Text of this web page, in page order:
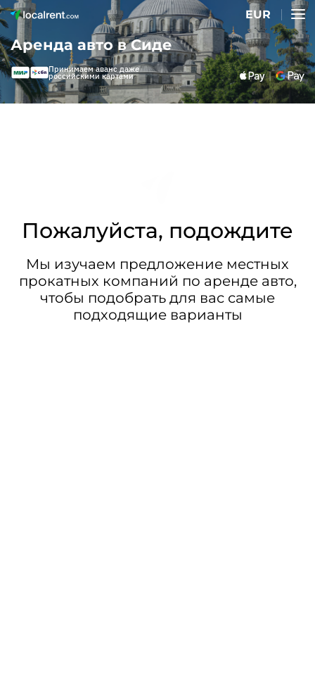
EUR
Аренда авто в Сиде
Принимаем аванс даже
российскими картами
Пожалуйста, подождите
Мы изучаем предложение местных
прокатных компаний по аренде авто,
чтобы подобрать для вас самые
подходящие варианты